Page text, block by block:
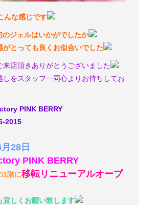
んな感じです
のジェルはいかがでしたか
がとっても良くお似合いでした
来店頂きありがとうございました
しをスタッフ一同心よりお待ちしてお
PINK BERRY
2015
28日
PINK BERRY
1階に移転リニューアルオープ
宜しくお願い致します